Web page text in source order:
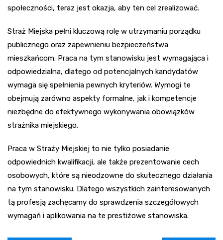
społeczności, teraz jest okazja, aby ten cel zrealizować.
Straż Miejska pełni kluczową rolę w utrzymaniu porządku
publicznego oraz zapewnieniu bezpieczeństwa
mieszkańcom. Praca na tym stanowisku jest wymagająca i
odpowiedzialna, dlatego od potencjalnych kandydatów
wymaga się spełnienia pewnych kryteriów. Wymogi te
obejmują zarówno aspekty formalne, jak i kompetencje
niezbędne do efektywnego wykonywania obowiązków
strażnika miejskiego.
Praca w Straży Miejskiej to nie tylko posiadanie
odpowiednich kwalifikacji, ale także prezentowanie cech
osobowych, które są nieodzowne do skutecznego działania
na tym stanowisku. Dlatego wszystkich zainteresowanych
tą profesją zachęcamy do sprawdzenia szczegółowych
wymagań i aplikowania na te prestiżowe stanowiska.